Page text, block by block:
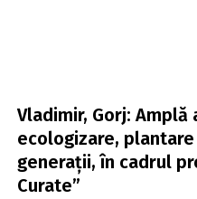
Vladimir, Gorj: Amplă
ecologizare,
generații, în cadrul
Curate”